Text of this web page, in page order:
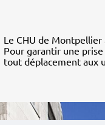
Le CHU de Montpellier
Pour garantir une
tout déplacement aux